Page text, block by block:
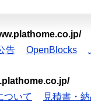
告 OpenBlocks
ついて 見積書・